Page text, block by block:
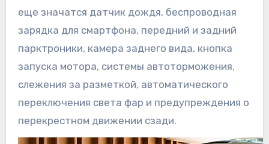
еще значатся датчик дождя, беспроводная
зарядка для смартфона, передний и задний
парктроники, камера заднего вида, кнопка
запуска мотора, системы автоторможения,
слежения за разметкой, автоматического
переключения света фар и предупреждения о
перекрестном движении сзади.